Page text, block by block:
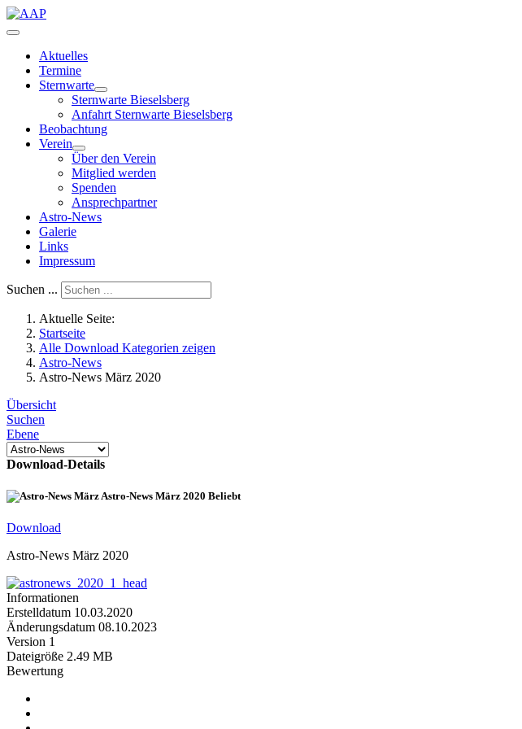
Aktuelles
Termine
Sternwarte
Sternwarte Bieselsberg
Anfahrt Sternwarte Bieselsberg
Beobachtung
Verein
Über den Verein
Mitglied werden
Spenden
Ansprechpartner
Astro-News
Galerie
Links
Impressum
Suchen ...
Aktuelle Seite:
Startseite
Alle Download Kategorien zeigen
Astro-News
Astro-News März 2020
Übersicht
Suchen
Ebene
Download-Details
Astro-News März 2020 Beliebt
Download
Astro-News März 2020
Informationen
Erstelldatum 10.03.2020
Änderungsdatum 08.10.2023
Version 1
Dateigröße 2.49 MB
Bewertung